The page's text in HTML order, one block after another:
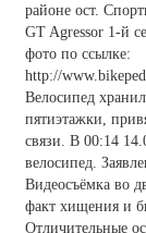
районе ост.
GT Agressor 1-й
фото по ссылке:
http://
Велосипед
пятиэтажки,
связи. В 00:14
велосипед.
Видеосъёмка во
факт хищения и
Отличительные